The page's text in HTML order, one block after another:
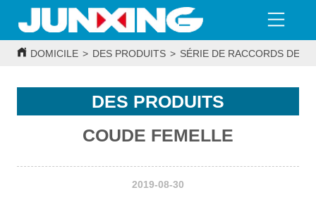
DOMICILE > DES PRODUITS > SÉRIE DE RACCORDS DE
DES PRODUITS
COUDE FEMELLE
2019-08-30